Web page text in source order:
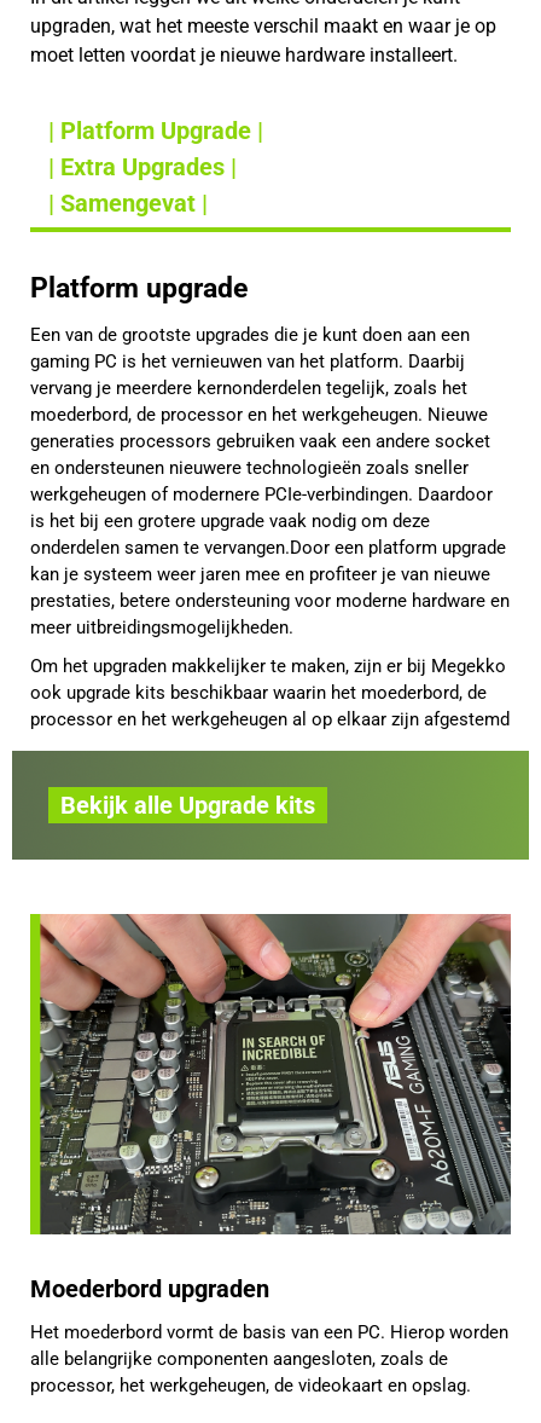
upgraden, wat het meeste verschil maakt en waar je op
moet letten voordat je nieuwe hardware installeert.
| Platform Upgrade |
| Extra Upgrades |
| Samengevat |
Platform upgrade
Een van de grootste upgrades die je kunt doen aan een
gaming PC is het vernieuwen van het platform. Daarbij
vervang je meerdere kernonderdelen tegelijk, zoals het
moederbord, de processor en het werkgeheugen. Nieuwe
generaties processors gebruiken vaak een andere socket
en ondersteunen nieuwere technologieën zoals sneller
werkgeheugen of modernere PCIe-verbindingen. Daardoor
is het bij een grotere upgrade vaak nodig om deze
onderdelen samen te vervangen.Door een platform upgrade
kan je systeem weer jaren mee en profiteer je van nieuwe
prestaties, betere ondersteuning voor moderne hardware en
meer uitbreidingsmogelijkheden.
Om het upgraden makkelijker te maken, zijn er bij Megekko
ook upgrade kits beschikbaar waarin het moederbord, de
processor en het werkgeheugen al op elkaar zijn afgestemd
Bekijk alle Upgrade kits
Moederbord upgraden
Het moederbord vormt de basis van een PC. Hierop worden
alle belangrijke componenten aangesloten, zoals de
processor, het werkgeheugen, de videokaart en opslag.